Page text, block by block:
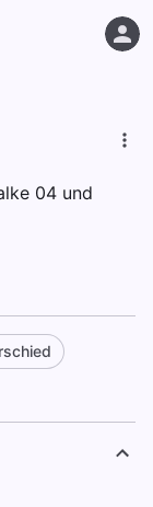
04 und